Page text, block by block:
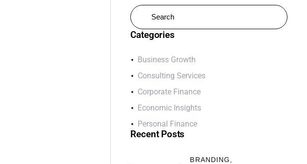
Categories
Business Growth
Consulting Services
Corporate Finance
Economic Insights
Personal Finance
Recent Posts
BRANDING,